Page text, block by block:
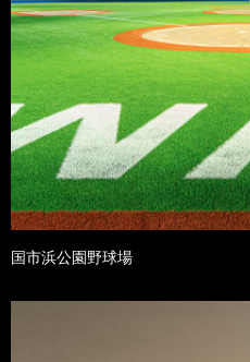
国市浜公園野球場